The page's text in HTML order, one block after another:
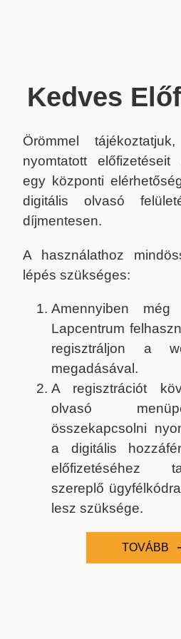
Kedves
Örömmel
nyomtatott előfizetéseit
egy központi
digitális olvasó
díjmentesen.
A használathoz
lépés szükséges:
Amennyiben még
Lapcentrum
regisztráljon a
megadásával.
A regisztrációt
olvasó
összekapcsolni
a digitális
előfizetéséhez
szereplő
lesz szüksége.
TOVÁBB